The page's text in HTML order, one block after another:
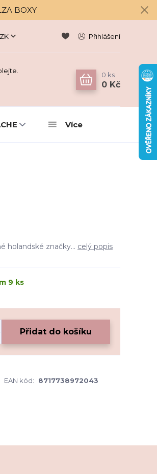
BOXY
Přihlášení
0 ks
0 Kč
Více
holandské značky... celý popis
9 ks
Přidat do košíku
EAN kód:
8717738972043